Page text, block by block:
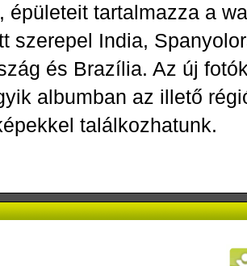
épületeit tartalmazza a
szerepel India,
és Brazília. Az új
albumban az illető
találkozhatunk.